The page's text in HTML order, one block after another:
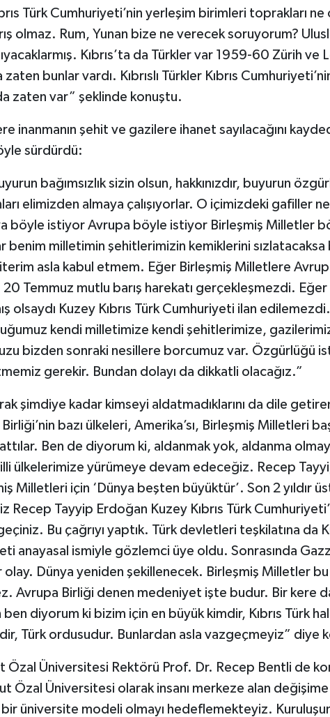
Türk Cumhuriyeti’nin yerleşim birimleri toprakları ne
olmaz. Rum, Yunan bize ne verecek soruyorum?
Kıbrıs’ta da Türkler var 1959-60 Zürih ve
zaten bunlar vardı. Kıbrıslı Türkler Kıbrıs
zaten var” şeklinde konuştu.
inanmanın şehit ve gazilere ihanet sayılacağını
sürdürdü:
bağımsızlık sizin olsun, hakkınızdır, buyurun
elimizden almaya çalışıyorlar. O içimizdeki gafiller
böyle istiyor Avrupa böyle istiyor Birleşmiş Milletler
benim milletimin şehitlerimizin kemiklerini sızlatacaksa
asla kabul etmem. Eğer Birleşmiş Milletlere
20 Temmuz mutlu barış harekatı gerçekleşmezdi.
olsaydı Kuzey Kıbrıs Türk Cumhuriyeti ilan
kendi milletimize kendi şehitlerimize,
bizden sonraki nesillere borcumuz var. Özgürlüğü
gerekir. Bundan dolayı da dikkatli olacağız.”
şimdiye kadar kimseyi aldatmadıklarını da dile
bazı ülkeleri, Amerika’sı, Birleşmiş Milletleri
Ben de diyorum ki, aldanmak yok, aldanma
ülkelerimize yürümeye devam edeceğiz. Recep
Milletleri için ‘Dünya beşten büyüktür’. Son 2 yıldır
Recep Tayyip Erdoğan Kuzey Kıbrıs Türk
Bu çağrıyı yaptık. Türk devletleri teşkilatına da
anayasal ismiyle gözlemci üye oldu. Sonrasında
Dünya yeniden şekillenecek. Birleşmiş Milletler
Avrupa Birliği denen medeniyet işte budur. Bir kere
ben diyorum ki bizim için en büyük kimdir, Kıbrıs Türk
Türk ordusudur. Bunlardan asla vazgeçmeyiz” diye
Özal Üniversitesi Rektörü Prof. Dr. Recep Bentli de
Özal Üniversitesi olarak insanı merkeze alan değişime
bir üniversite modeli olmayı hedeflemekteyiz.